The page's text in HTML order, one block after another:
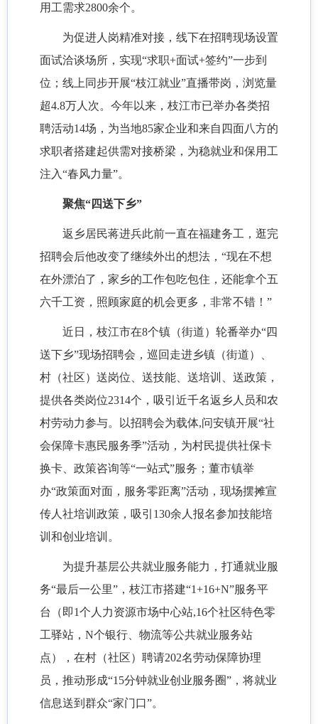
用工需求2800余个。
为促进人岗精准对接，线下在招聘现场设置
面试洽谈场所，实现“求职+面试+签约”一步到
位；线上同步开展“枝江就业”直播带岗，浏览量
超4.8万人次。今年以来，枝江市已举办各类招
聘活动14场，为当地85家企业和来自四面八方的
求职者搭建起供需对接桥梁，为稳就业和保用工
注入“春风力量”。
聚焦“四送下乡”
返乡居民蒋进兵此前一直在福建务工，逛完
招聘会后他改变了继续外出的想法， “现在不想
在外漂泊了，家乡的工作包吃包住，还能拿个五
六千工资，照顾家庭的机会更多，非常不错！”
近日，枝江市在8个镇（街道）轮番举办“四
送下乡”现场招聘会，巡回走进乡镇（街道）、
村（社区）送岗位、送技能、送培训、送政策，
提供各类岗位2314个，吸引近千名返乡人员和农
村劳动力参与。以招聘会为载体,问安镇开展“社
会保障卡惠民服务季”活动，为村民提供社保卡
换卡、政策咨询等“一站式”服务；董市镇举
办“政策面对面，服务零距离”活动，现场摆摊宣
传人社培训政策，吸引130余人报名参加技能培
训和创业培训。
为提升基层公共就业服务能力，打通就业服
务“最后一公里”，枝江市搭建“1+16+N”服务平
台（即1个人力资源市场中心站,16个社区特色零
工驿站，N个银行、物流等公共就业服务站
点），在村（社区）聘请202名劳动保障协理
员，推动形成“15分钟就业创业服务圈”，将就业
信息送到群众“家门口”。